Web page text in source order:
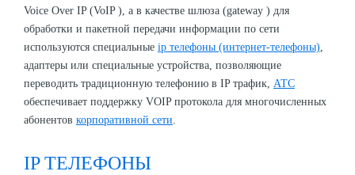
Voice Over IP (VoIP ), а в качестве шлюза (gateway ) для
обработки и пакетной передачи информации по сети
используются специальные ip телефоны (интернет-телефоны),
адаптеры или специальные устройства, позволяющие
переводить традиционную телефонию в IP трафик, АТС
обеспечивает поддержку VOIP протокола для многочисленных
абонентов корпоративной сети.
IP ТЕЛЕФОНЫ